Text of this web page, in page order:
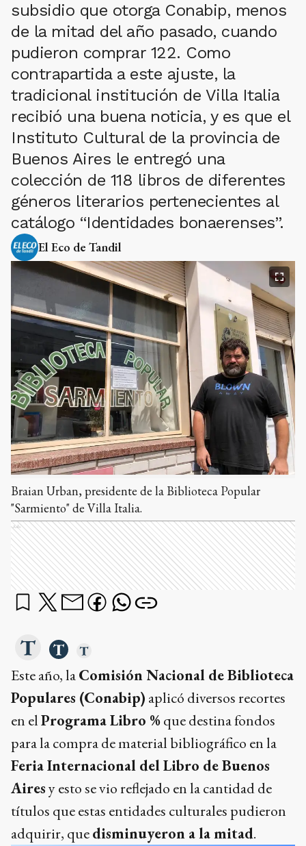
subsidio que otorga Conabip, menos
de la mitad del año pasado, cuando
pudieron comprar 122. Como
contrapartida a este ajuste, la
tradicional institución de Villa Italia
recibió una buena noticia, y es que el
Instituto Cultural de la provincia de
Buenos Aires le entregó una
colección de 118 libros de diferentes
géneros literarios pertenecientes al
catálogo “Identidades bonaerenses”.
El Eco de Tandil
Braian Urban, presidente de la Biblioteca Popular
"Sarmiento" de Villa Italia.
Ads
Este año, laComisión Nacional de Biblioteca
Populares (Conabip) aplicó diversos recortes
en elPrograma Libro %que destina fondos
para la compra de material bibliográfico en la
Feria Internacional del Libro de Buenos
Airesy esto se vio reflejado en la cantidad de
títulos que estas entidades culturales pudieron
adquirir, quedisminuyeron a la mitad.